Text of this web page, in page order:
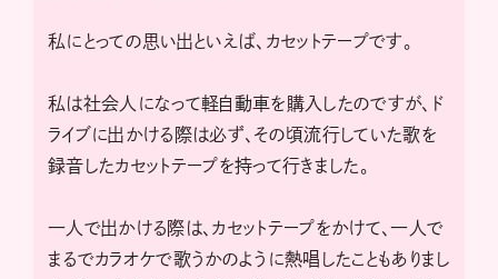
私にとっての思い出といえば、カセットテープです。
私は社会人になって軽自動車を購入したのですが、ド
ライブに出かける際は必ず、その頃流行していた歌を
録音したカセットテープを持って行きました。
一人で出かける際は、カセットテープをかけて、一人で
まるでカラオケで歌うかのように熱唱したこともありまし